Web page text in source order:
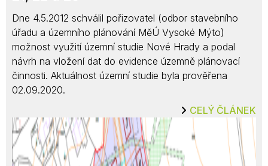
Dne 4.5.2012 schválil pořizovatel (odbor stavebního
úřadu a územního plánování MěÚ Vysoké Mýto)
možnost využití územní studie Nové Hrady a podal
návrh na vložení dat do evidence územně plánovací
činnosti. Aktuálnost územní studie byla prověřena
02.09.2020.
CELÝ ČLÁNEK